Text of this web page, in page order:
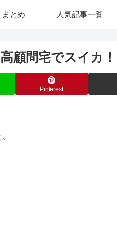
とめ 人気記事一覧
顧問宅でスイカ！
Pinterest